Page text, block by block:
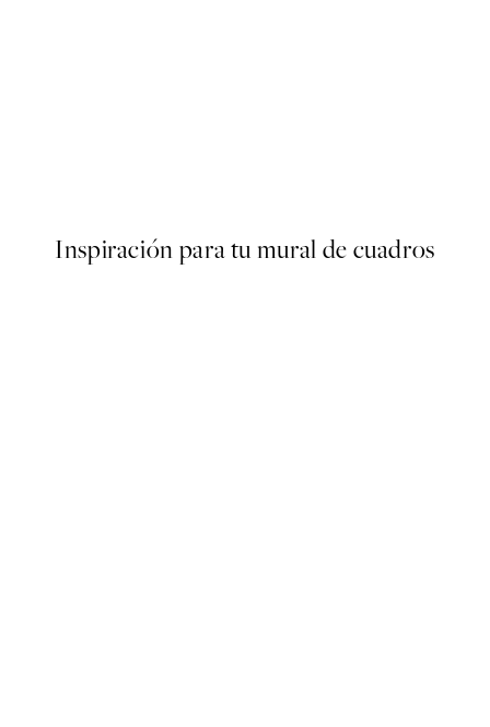
Inspiración para tu mural de cuadros